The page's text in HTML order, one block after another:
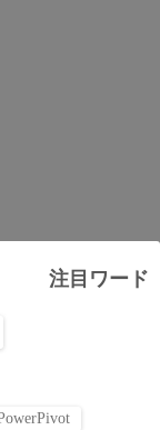
注目ワード